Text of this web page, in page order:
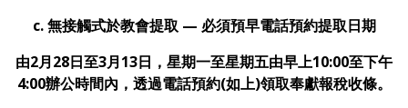
c. 無接觸式於教會提取 — 必須預早電話預約提取日期
由2月28日至3月13日，星期一至星期五由早上10:00至下午
4:00辦公時間內，透過電話預約(如上)領取奉獻報稅收條。